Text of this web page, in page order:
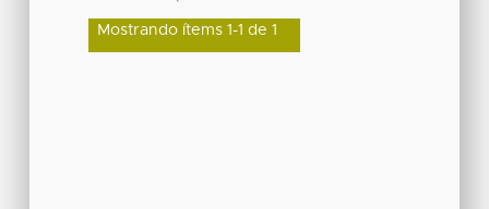
Mostrando ítems 1-1 de 1